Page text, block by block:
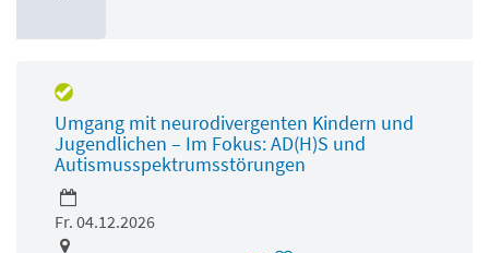
Umgang mit neurodivergenten Kindern und
Jugendlichen – Im Fokus: AD(H)S und
Autismusspektrumsstörungen
Fr. 04.12.2026